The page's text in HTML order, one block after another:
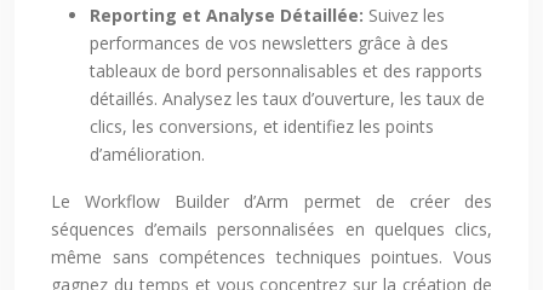
Reporting et Analyse Détaillée: Suivez les
performances de vos newsletters grâce à des
tableaux de bord personnalisables et des rapports
détaillés. Analysez les taux d’ouverture, les taux de
clics, les conversions, et identifiez les points
d’amélioration.
Le Workflow Builder d’Arm permet de créer des
séquences d’emails personnalisées en quelques clics,
même sans compétences techniques pointues. Vous
gagnez du temps et vous concentrez sur la création de